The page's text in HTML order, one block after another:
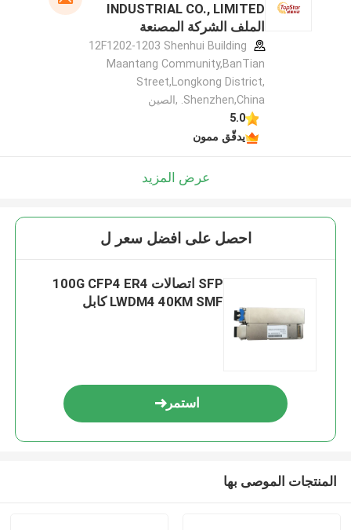
INDUSTRIAL CO., LIMITED
الملف الشركة المصنعة
12F1202-1203 Shenhui Building
Maantang Community,BanTian
Street,Longkong District,
Shenzhen,China. ,الصين
5.0
يدقّق ممون
عرض المزيد
احصل على افضل سعر ل
SFP اتصالات 100G CFP4 ER4
LWDM4 40KM SMF كابل
استمر
المنتجات الموصى بها